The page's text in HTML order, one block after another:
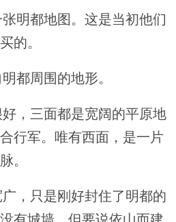
明都地图。这是当初他们
的。
都周围的地形。
，三面都是宽阔的平原地
行军。唯有西面，是一片
。
，只是刚好封住了明都的